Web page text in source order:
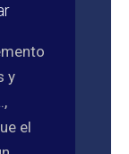
y
el